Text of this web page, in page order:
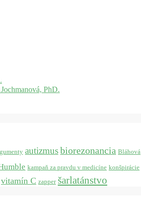
PhD.
autizmusbiorezonancia Bláhová
kampaň za pravdu v medicíne konšpirácie
vitamín C zapper šarlatánstvo